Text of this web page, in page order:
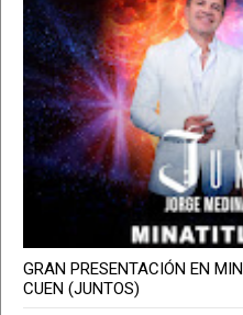
GRAN PRESENTACIÓN EN
CUEN (JUNTOS)